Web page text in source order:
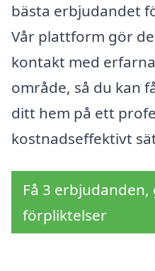
bästa erbjudandet
Vår plattform gör
kontakt med
område, så du kan
ditt hem på ett
kostnadseffektivt
Få 3
förpliktelser